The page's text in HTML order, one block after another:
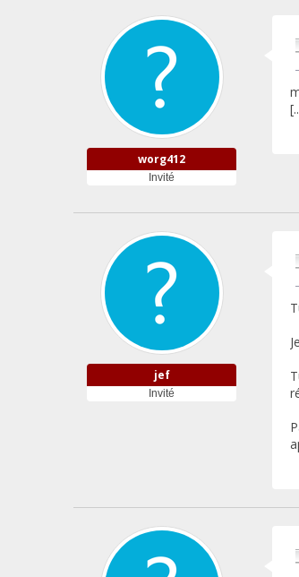
worg412
Invité
jef
Invité